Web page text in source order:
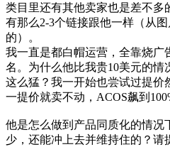
类目里还有其他卖家也是差不多
有那么2-3个链接跟他一样（从
的）。
我一直是都白帽运营，全靠烧广
名。为什么他比我贵10美元的
这么猛？我一开始也尝试过提价
一提价就卖不动，ACOS飙到
他是怎么做到产品同质化的情况
少，还能冲上去并维持住的？请